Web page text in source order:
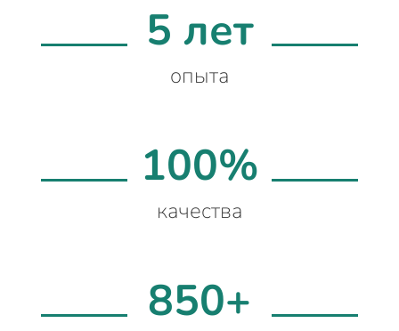
5 лет
опыта
100%
качества
850+